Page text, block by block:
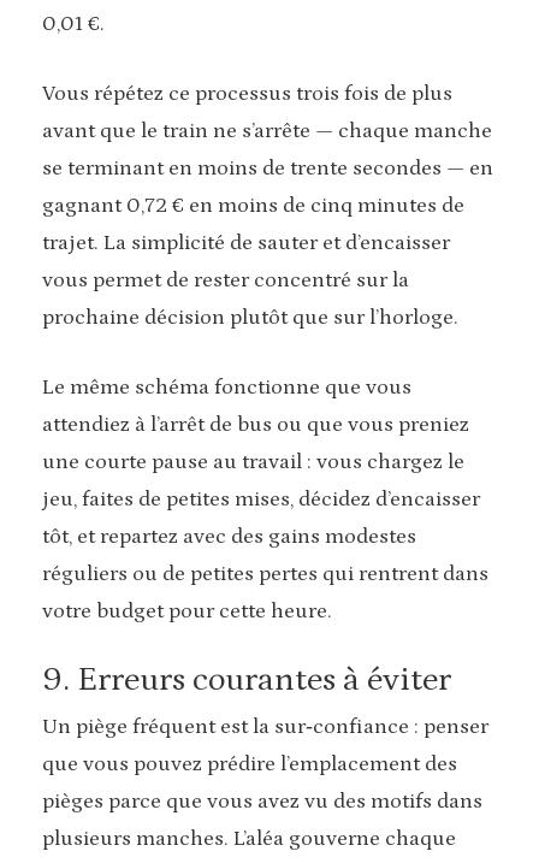
0,01 €.
Vous répétez ce processus trois fois de plus
avant que le train ne s’arrête — chaque manche
se terminant en moins de trente secondes — en
gagnant 0,72 € en moins de cinq minutes de
trajet. La simplicité de sauter et d’encaisser
vous permet de rester concentré sur la
prochaine décision plutôt que sur l’horloge.
Le même schéma fonctionne que vous
attendiez à l’arrêt de bus ou que vous preniez
une courte pause au travail : vous chargez le
jeu, faites de petites mises, décidez d’encaisser
tôt, et repartez avec des gains modestes
réguliers ou de petites pertes qui rentrent dans
votre budget pour cette heure.
9. Erreurs courantes à éviter
Un piège fréquent est la sur‑confiance : penser
que vous pouvez prédire l’emplacement des
pièges parce que vous avez vu des motifs dans
plusieurs manches. L’aléa gouverne chaque